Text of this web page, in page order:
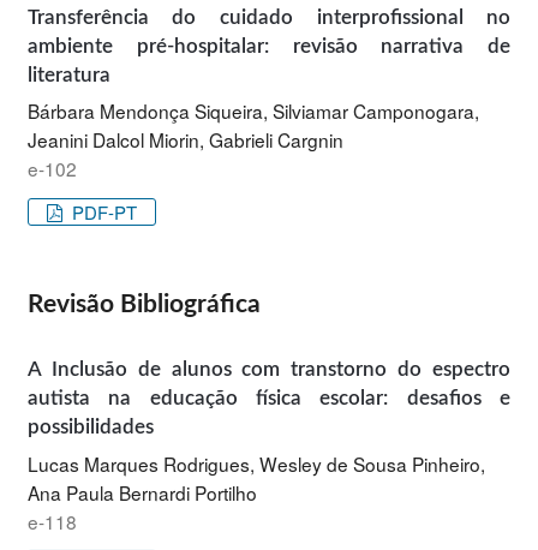
Transferência do cuidado interprofissional no
ambiente pré-hospitalar: revisão narrativa de
literatura
Bárbara Mendonça Siqueira, Silviamar Camponogara,
Jeanini Dalcol Miorin, Gabrieli Cargnin
e-102
PDF-PT
Revisão Bibliográfica
A Inclusão de alunos com transtorno do espectro
autista na educação física escolar: desafios e
possibilidades
Lucas Marques Rodrigues, Wesley de Sousa Pinheiro,
Ana Paula Bernardi Portilho
e-118